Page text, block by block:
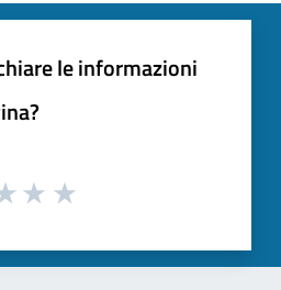
le informazioni